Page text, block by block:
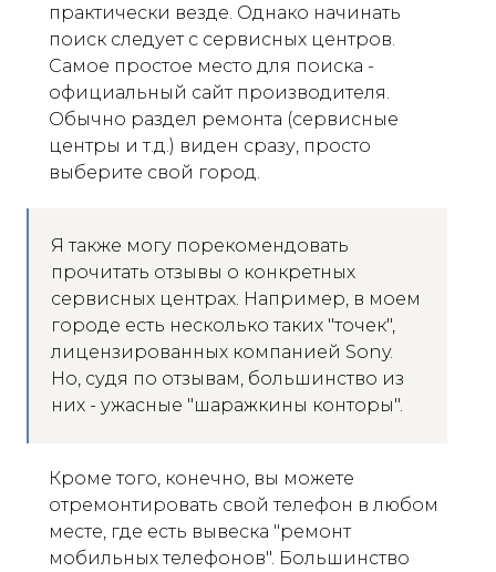
практически везде. Однако начинать
поиск следует с сервисных центров.
Самое простое место для поиска -
официальный сайт производителя.
Обычно раздел ремонта (сервисные
центры и т.д.) виден сразу, просто
выберите свой город.
Я также могу порекомендовать
прочитать отзывы о конкретных
сервисных центрах. Например, в моем
городе есть несколько таких "точек",
лицензированных компанией Sony.
Но, судя по отзывам, большинство из
них - ужасные "шаражкины конторы".
Кроме того, конечно, вы можете
отремонтировать свой телефон в любом
месте, где есть вывеска "ремонт
мобильных телефонов". Большинство